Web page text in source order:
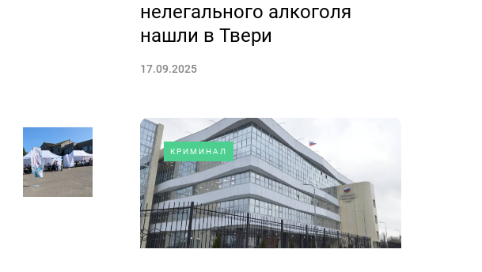
нелегального алкоголя
нашли в Твери
17.09.2025
КРИМИНАЛ